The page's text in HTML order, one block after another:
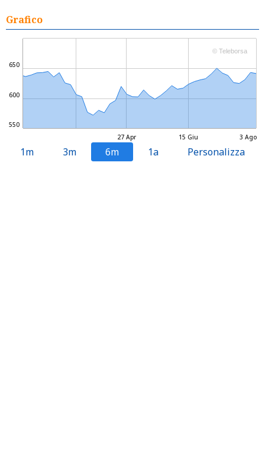
Grafico
27 Apr 15 Giu 3 Ago
550
600
650
© Teleborsa
1m 3m 6m 1a Personalizza